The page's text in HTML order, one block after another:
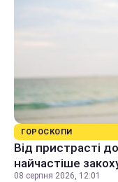
ГОРОСКОПИ
Від пристрасті
найчастіше
08 серпня 2026, 12:01